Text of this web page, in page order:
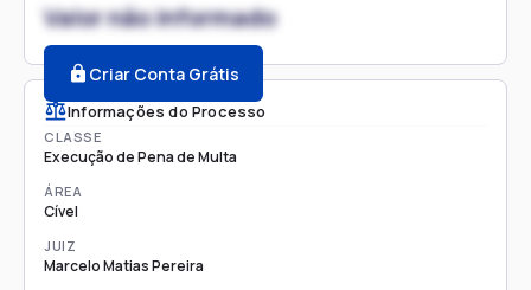
Valor não informado
Criar Conta Grátis
Informações do Processo
CLASSE
Execução de Pena de Multa
ÁREA
Cível
JUIZ
Marcelo Matias Pereira